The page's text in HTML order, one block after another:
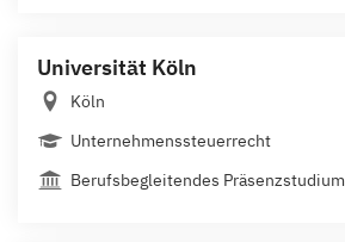
Universität Köln
Köln
Unternehmenssteuerrecht
Berufsbegleitendes Präsenzstudium